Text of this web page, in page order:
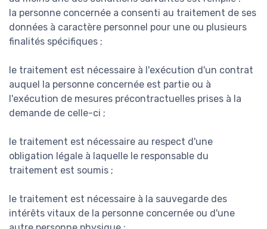
la personne concernée a consenti au traitement de ses
données à caractère personnel pour une ou plusieurs
finalités spécifiques ;
le traitement est nécessaire à l'exécution d'un contrat
auquel la personne concernée est partie ou à
l'exécution de mesures précontractuelles prises à la
demande de celle-ci ;
le traitement est nécessaire au respect d'une
obligation légale à laquelle le responsable du
traitement est soumis ;
le traitement est nécessaire à la sauvegarde des
intérêts vitaux de la personne concernée ou d'une